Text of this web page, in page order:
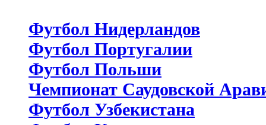
Футбол Нидерландов
Футбол Португалии
Футбол Польши
Чемпионат Саудовской
Футбол Узбекистана